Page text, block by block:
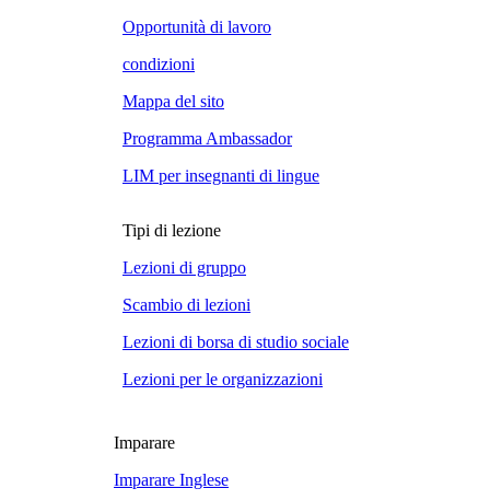
Opportunità di lavoro
condizioni
Mappa del sito
Programma Ambassador
LIM per insegnanti di lingue
Tipi di lezione
Lezioni di gruppo
Scambio di lezioni
Lezioni di borsa di studio sociale
Lezioni per le organizzazioni
Imparare
Imparare Inglese